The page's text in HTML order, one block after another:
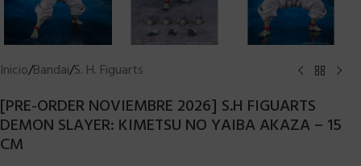
Inicio/Bandai/S. H. Figuarts
[PRE-ORDER NOVIEMBRE 2026] S.H FIGUARTS
DEMON SLAYER: KIMETSU NO YAIBA AKAZA – 15
CM